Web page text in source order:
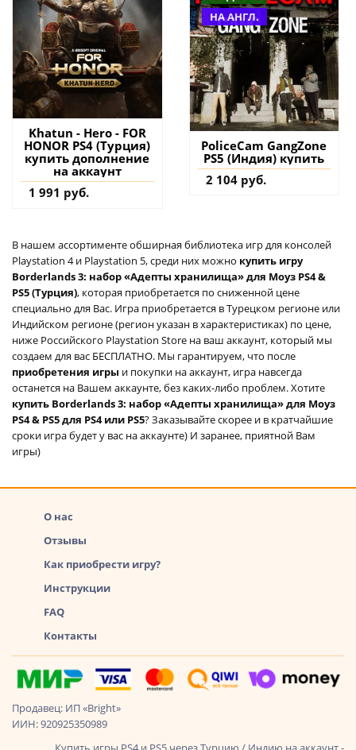
Khatun - Hero - FOR
HONOR PS4 (Турция)
купить дополнение
на аккаунт
1 991 руб.
НА АНГЛ.
PoliceCam GangZone
PS5 (Индия) купить
2 104 руб.
В нашем ассортименте обширная библиотека игр для консолей
Playstation 4 и Playstation 5, среди них можно купить игру
Borderlands 3: набор «Адепты хранилища» для Моуз PS4 &
PS5 (Турция), которая приобретается по сниженной цене
специально для Вас. Игра приобретается в Турецком регионе или
Индийском регионе (регион указан в характеристиках) по цене,
ниже Российского Playstation Store на ваш аккаунт, который мы
создаем для вас БЕСПЛАТНО. Мы гарантируем, что после
приобретения игры и покупки на аккаунт, игра навсегда
останется на Вашем аккаунте, без каких-либо проблем. Хотите
купить Borderlands 3: набор «Адепты хранилища» для Моуз
PS4 & PS5 для PS4 или PS5? Заказывайте скорее и в кратчайшие
сроки игра будет у вас на аккаунте) И заранее, приятной Вам
игры)
О нас
Отзывы
Как приобрести игру?
Инструкции
FAQ
Контакты
Продавец: ИП «Bright»
ИИН: 920925350989